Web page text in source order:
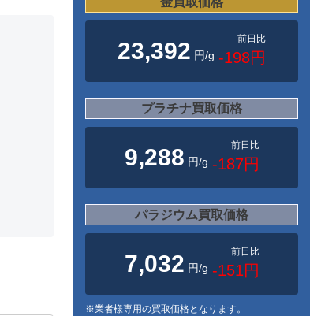
23,392 円/g
前日比
-198円
プラチナ買取価格
9,288 円/g
前日比
-187円
パラジウム買取価格
7,032 円/g
前日比
-151円
※業者様専用の買取価格となります。